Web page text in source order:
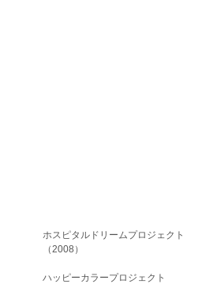
ホスピタルドリームプロジェクト
（2008）
ハッピーカラープロジェクト